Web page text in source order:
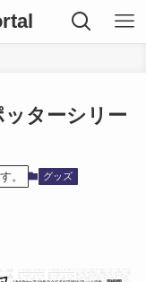
ッターシリー
。 グッズ